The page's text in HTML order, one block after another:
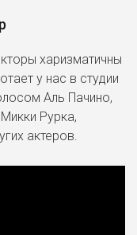
харизматичны
у нас в студии
Аль Пачино,
Рурка,
актеров.